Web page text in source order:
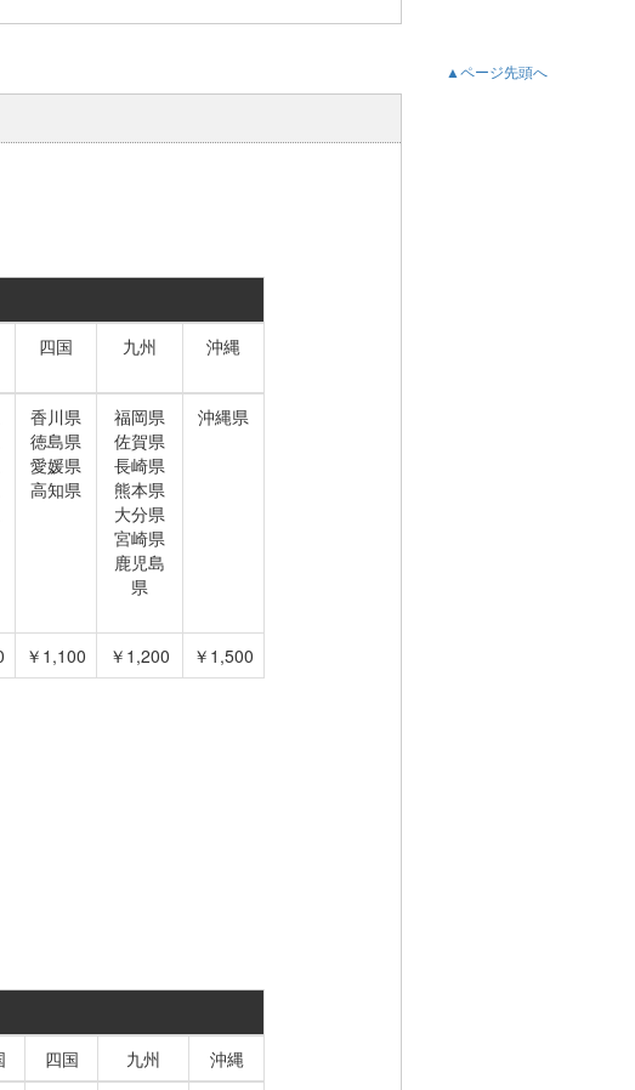
▲ページ先頭へ
四国 九州 沖縄
香川県
徳島県
愛媛県
高知県
福岡県
佐賀県
長崎県
熊本県
大分県
宮崎県
鹿児島
県
沖縄県
￥1,100 ￥1,200
￥1,500
四国 九州 沖縄